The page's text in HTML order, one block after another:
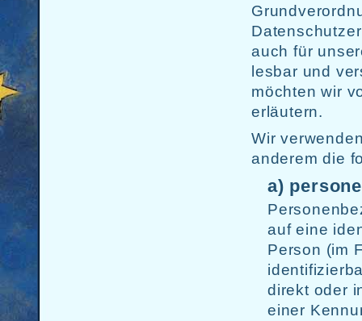
auch für
lesbar und
möchten wir
erläutern.
Wir
anderem die
a)
auf eine
Person (im
direkt oder
einer